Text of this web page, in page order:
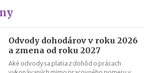
a DPH
v roku 2022
2022 – tabuľka
dane na manželku (manžela) v roku
Odvody dohodárov v roku 2026
a zmena od roku 2027
Aké odvody sa platia z dohôd o prácach